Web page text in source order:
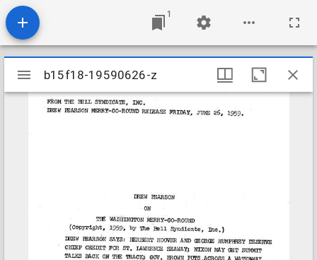
1
Mirador
viewer
b15f18-19590626-z
b15f18-19590626-z